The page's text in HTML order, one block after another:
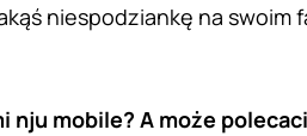
niespodziankę na swoim
nju mobile? A może